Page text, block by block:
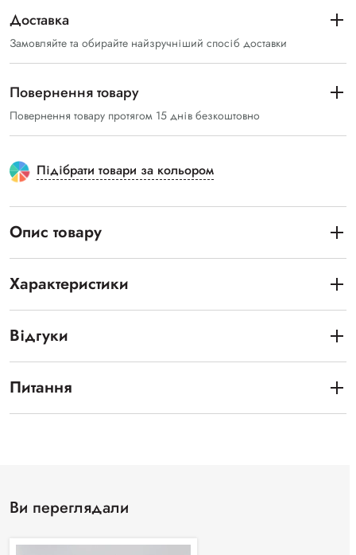
Доставка
Замовляйте та обирайте найзручніший спосіб доставки
Повернення товару
Повернення товару протягом 15 днів безкоштовно
Підібрати товари за кольором
Опис товару
Характеристики
Відгуки
Питання
Ви переглядали